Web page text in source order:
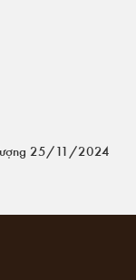
lượng 25/11/2024